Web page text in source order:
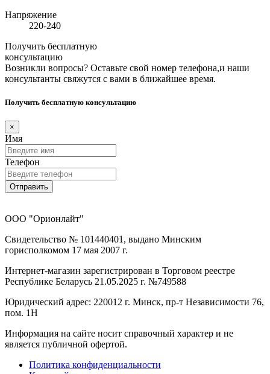
Напряжение
220-240
Получить бесплатную
консультацию
Возникли вопросы? Оставьте свой номер телефона,и наши
консультанты свяжутся с вами в ближайшее время.
Получить бесплатную консультацию
×
Имя
Телефон
Отправить
ООО "Орионлайт"
Свидетельство № 101440401, выдано Минским
горисполкомом 17 мая 2007 г.
Интернет-магазин зарегистрирован в Торговом реестре
Республике Беларусь 21.05.2025 г. №749588
Юридический адрес: 220012 г. Минск, пр-т Независимости 76,
пом. 1Н
Информация на сайте носит справочный характер и не
является публичной офертой.
Политика конфиденциальности